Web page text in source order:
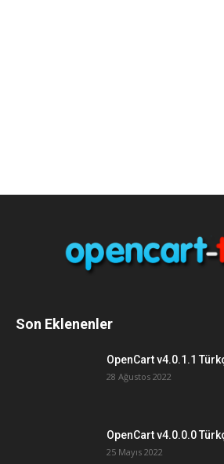
Son Eklenenler
OpenCart v4.0.1.1
28 Ağustos 2022
OpenCart v4.0.0.0
25 Mayıs 2022